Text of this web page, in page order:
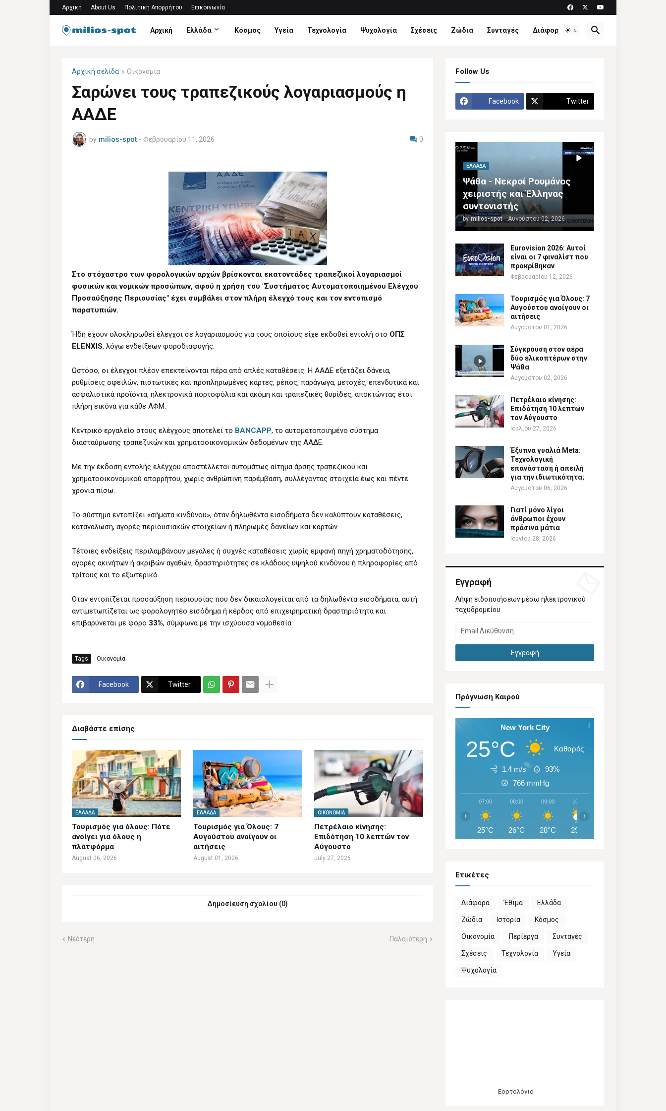
Αρχική About Us Πολιτική Απορρήτου Επικοινωνία
Αρχική Ελλάδα Κόσμος Υγεία Τεχνολογία Ψυχολογία Σχέσεις Ζώδια Συνταγές Διάφορα
Αρχική σελίδα Οικονομία
Σαρώνει τους τραπεζικούς λογαριασμούς η
ΑΑΔΕ
by milios-spot - Φεβρουαρίου 11, 2026 0
Στο στόχαστρο των φορολογικών αρχών βρίσκονται εκατοντάδες τραπεζικοί λογαριασμοί
φυσικών και νομικών προσώπων, αφού η χρήση του "Συστήματος Αυτοματοποιημένου Ελέγχου
Προσαύξησης Περιουσίας" έχει συμβάλει στον πλήρη έλεγχό τους και τον εντοπισμό
παρατυπιών.
Ήδη έχουν ολοκληρωθεί έλεγχοι σε λογαριασμούς για τους οποίους είχε εκδοθεί εντολή στο ΟΠΣ
ELENXIS, λόγω ενδείξεων φοροδιαφυγής.
Ωστόσο, οι έλεγχοι πλέον επεκτείνονται πέρα από απλές καταθέσεις. Η ΑΑΔΕ εξετάζει δάνεια,
ρυθμίσεις οφειλών, πιστωτικές και προπληρωμένες κάρτες, ρέπος, παράγωγα, μετοχές, επενδυτικά και
ασφαλιστικά προϊόντα, ηλεκτρονικά πορτοφόλια και ακόμη και τραπεζικές θυρίδες, αποκτώντας έτσι
πλήρη εικόνα για κάθε ΑΦΜ.
Κεντρικό εργαλείο στους ελέγχους αποτελεί το BANCAPP, το αυτοματοποιημένο σύστημα
διασταύρωσης τραπεζικών και χρηματοοικονομικών δεδομένων της ΑΑΔΕ.
Με την έκδοση εντολής ελέγχου αποστέλλεται αυτομάτως αίτημα άρσης τραπεζικού και
χρηματοοικονομικού απορρήτου, χωρίς ανθρώπινη παρέμβαση, συλλέγοντας στοιχεία έως και πέντε
χρόνια πίσω.
Το σύστημα εντοπίζει «σήματα κινδύνου», όταν δηλωθέντα εισοδήματα δεν καλύπτουν καταθέσεις,
κατανάλωση, αγορές περιουσιακών στοιχείων ή πληρωμές δανείων και καρτών.
Τέτοιες ενδείξεις περιλαμβάνουν μεγάλες ή συχνές καταθέσεις χωρίς εμφανή πηγή χρηματοδότησης,
αγορές ακινήτων ή ακριβών αγαθών, δραστηριότητες σε κλάδους υψηλού κινδύνου ή πληροφορίες από
τρίτους και το εξωτερικό.
Όταν εντοπίζεται προσαύξηση περιουσίας που δεν δικαιολογείται από τα δηλωθέντα εισοδήματα, αυτή
αντιμετωπίζεται ως φορολογητέο εισόδημα ή κέρδος από επιχειρηματική δραστηριότητα και
επιβαρύνεται με φόρο 33%, σύμφωνα με την ισχύουσα νομοθεσία.
Tags Οικονομία
Facebook Twitter
Διαβάστε επίσης
ΕΛΛΆΔΑ
Τουρισμός για όλους: Πότε
ανοίγει για όλους η
πλατφόρμα
August 06, 2026
ΕΛΛΆΔΑ
Τουρισμός για Όλους: 7
Αυγούστου ανοίγουν οι
αιτήσεις
August 01, 2026
ΟΙΚΟΝΟΜΊΑ
Πετρέλαιο κίνησης:
Επιδότηση 10 λεπτών τον
Αύγουστο
July 27, 2026
Δημοσίευση σχολίου (0)
Νεότερη Παλαιότερη
Follow Us
Facebook Twitter
ΕΛΛΆΔΑ
Ψάθα - Νεκροί Ρουμάνος
χειριστής και Έλληνας
συντονιστής
by milios-spot - Αυγούστου 02, 2026
Eurovision 2026: Αυτοί
είναι οι 7 φιναλίστ που
προκρίθηκαν
Φεβρουαρίου 12, 2026
Τουρισμός για Όλους: 7
Αυγούστου ανοίγουν οι
αιτήσεις
Αυγούστου 01, 2026
Σύγκρουση στον αέρα
δύο ελικοπτέρων στην
Ψάθα
Αυγούστου 02, 2026
Πετρέλαιο κίνησης:
Επιδότηση 10 λεπτών
τον Αύγουστο
Ιουλίου 27, 2026
Έξυπνα γυαλιά Meta:
Τεχνολογική
επανάσταση ή απειλή
για την ιδιωτικότητα;
Αυγούστου 06, 2026
Γιατί μόνο λίγοι
άνθρωποι έχουν
πράσινα μάτια
Ιουνίου 28, 2026
Εγγραφή
Λήψη ειδοποιήσεων μέσω ηλεκτρονικού
ταχυδρομείου
Πρόγνωση Καιρού
New York City
25°C Καθαρός
1.4 m/s
93%
766 mmHg
07:00
25°C
08:00
26°C
09:00
28°C
10:00
29°C
‹ ›
Ετικέτες
Διάφορα Έθιμα Ελλάδα
Ζώδια Ιστορία Κόσμος
Οικονομία Περίεργα Συνταγές
Σχέσεις Τεχνολογία Υγεία
Ψυχολογία
Εορτολόγιο